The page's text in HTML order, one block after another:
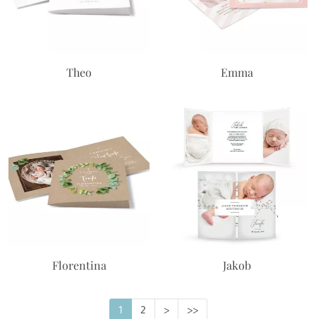
Theo Emma
Florentina Jakob
1 2 > >>